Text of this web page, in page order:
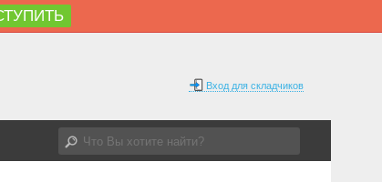
Вход для складчиков